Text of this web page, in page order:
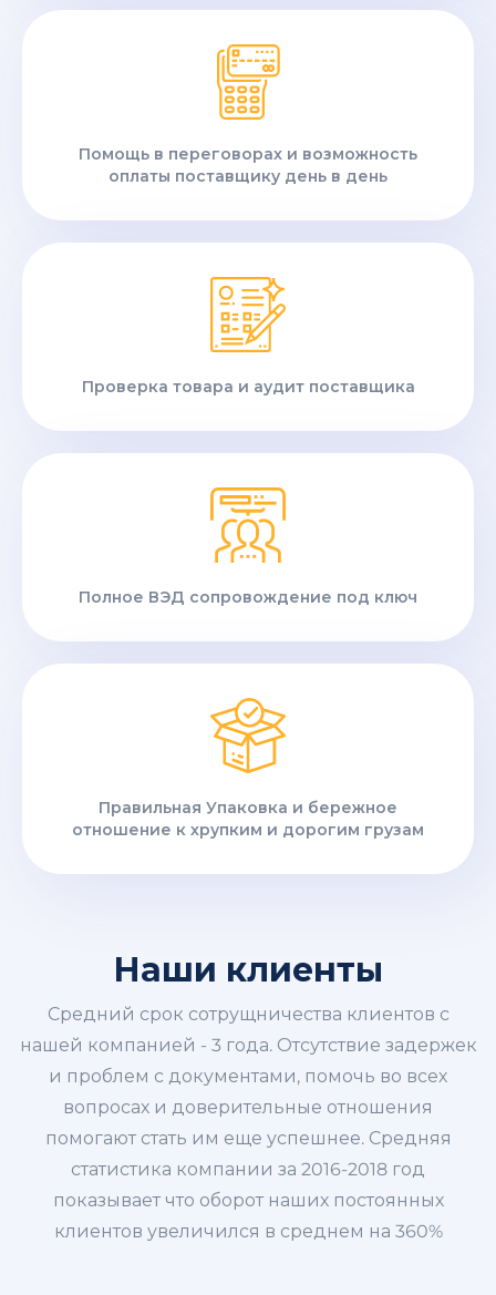
Помощь в переговорах и возможность
оплаты поставщику день в день
Проверка товара и аудит поставщика
Полное ВЭД сопровождение под ключ
Правильная Упаковка и бережное
отношение к хрупким и дорогим грузам
Наши клиенты
Средний срок сотрущничества клиентов с
нашей компанией - 3 года. Отсутствие задержек
и проблем с документами, помочь во всех
вопросах и доверительные отношения
помогают стать им еще успешнее. Средняя
статистика компании за 2016-2018 год
показывает что оборот наших постоянных
клиентов увеличился в среднем на 360%